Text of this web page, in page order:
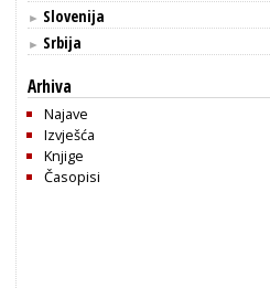
► Slovenija
► Srbija
Arhiva
Najave
Izvješća
Knjige
Časopisi